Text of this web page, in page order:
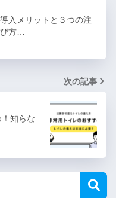
入メリットと３つの注
方…
次の記事
知らな